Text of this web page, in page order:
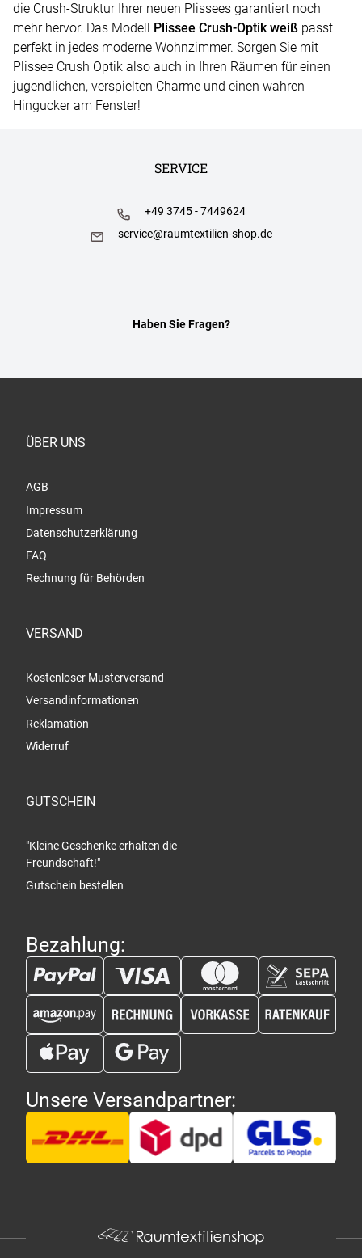
die Crush-Struktur Ihrer neuen Plissees garantiert noch
mehr hervor. Das Modell
Plissee Crush-Optik weiß passt
perfekt in jedes moderne Wohnzimmer. Sorgen Sie mit
Plissee Crush Optik also auch in Ihren Räumen für einen
jugendlichen, verspielten Charme und einen wahren
Hingucker am Fenster!
SERVICE
Haben Sie Fragen?
+49 3745 - 7449624
service@raumtextilien-shop.de
ÜBER UNS
AGB
Impressum
Datenschutzerklärung
FAQ
Rechnung für Behörden
VERSAND
Kostenloser Musterversand
Versandinformationen
Reklamation
Widerruf
GUTSCHEIN
"Kleine Geschenke erhalten die
Freundschaft!"
Gutschein bestellen
Bezahlung:
Unsere Versandpartner: